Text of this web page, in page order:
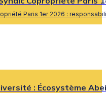
Paris 1er 2026 :
: Écosystème